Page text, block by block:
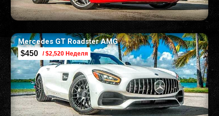
Mercedes GT Roadster AMG
$450 / $2,520 Неделя